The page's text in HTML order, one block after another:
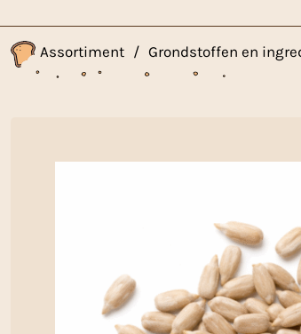
Assortiment / Grondstoffen en